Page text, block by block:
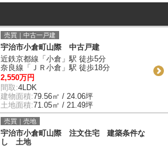
売買｜中古一戸建
宇治市小倉町山際 中古戸建
近鉄京都線「小倉」駅 徒歩5分
奈良線「ＪＲ小倉」駅 徒歩18分
2,550万円
間取:4LDK
建物面積:79.56㎡ / 24.06坪
土地面積:71.05㎡ / 21.49坪
売買｜売地
宇治市小倉町山際 注文住宅 建築条件な
し 土地